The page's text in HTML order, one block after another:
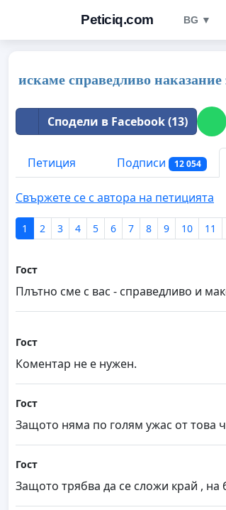
Peticiq.com BG ▼
искаме справедливо
Сподели в Facebook (13)
Петиция Подписи 12 054
Свържете се с автора на петицията
1 2 3 4 5 6 7 8 9 10 11
Гост
Плътно сме с вас - справедливо и
Гост
Коментар не е нужен.
Гост
Защото няма по голям ужас от това
Гост
Защото трябва да се сложи край , на